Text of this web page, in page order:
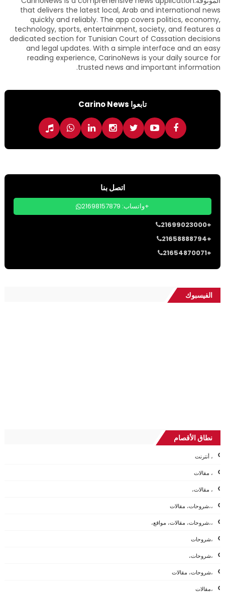
that delivers the latest local, Arab and international news
quickly and reliably. The app covers politics, economy,
technology, sports, entertainment, society, and features a
dedicated section for Tunisian Court of Cassation decisions
and legal updates. With a simple interface and an easy
reading experience, CarinoNews is your daily source for
trusted news and important information.
تابعوا Carino News
اتصل بنا
واتساب: 21698157879+
21699023000+
21658888794+
21654870071+
الفيسبوك
نطاق الأقصام
، أنترنت
، مقالات
، مقالات،
،،شروحات، مقالات
،،شروحات، مقالات، مواقع،
،شروحات
،شروحات،
،شروحات، مقالات
،مقالات